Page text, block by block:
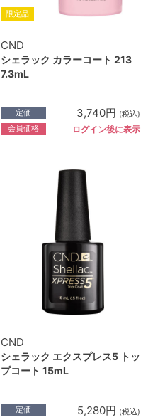
限定品
CND
シェラック カラーコート 213
7.3mL
定価 3,740円 (税込)
会員価格 ログイン後に表示
CND
シェラック エクスプレス5 トッ
プコート 15mL
定価 5,280円 (税込)